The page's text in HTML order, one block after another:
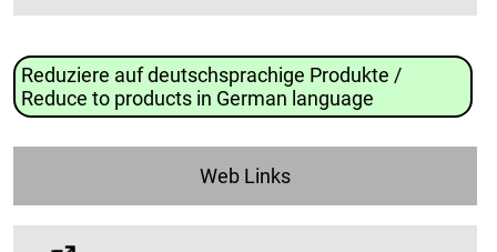
Reduziere auf deutschsprachige Produkte /
Reduce to products in German language
Web Links